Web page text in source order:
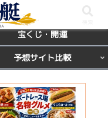
レース場ガイド
宝くじ・開運
予想サイト比較